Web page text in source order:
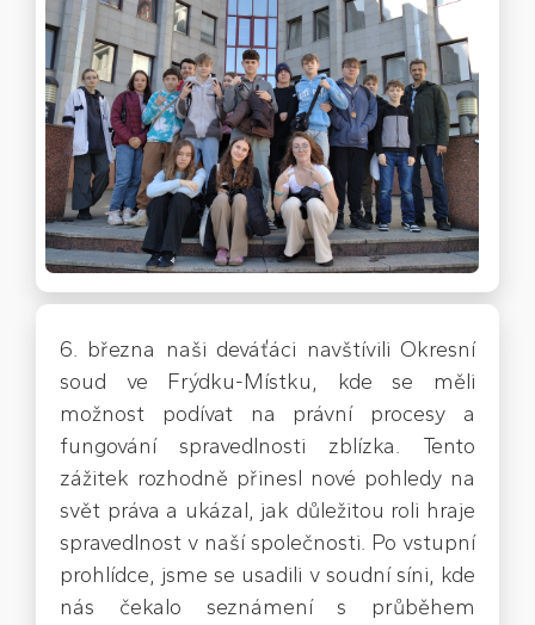
6. března naši deváťáci navštívili Okresní
soud ve Frýdku-Místku, kde se měli
možnost podívat na právní procesy a
fungování spravedlnosti zblízka. Tento
zážitek rozhodně přinesl nové pohledy na
svět práva a ukázal, jak důležitou roli hraje
spravedlnost v naší společnosti. Po vstupní
prohlídce, jsme se usadili v soudní síni, kde
nás čekalo seznámení s průběhem